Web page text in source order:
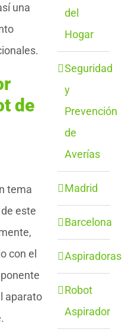
una
de
tema
este
con el
aparato
del
Hogar
Seguridad
y
Prevención
de
Averías
Madrid
Barcelona
Aspiradoras
Robot
Aspirador